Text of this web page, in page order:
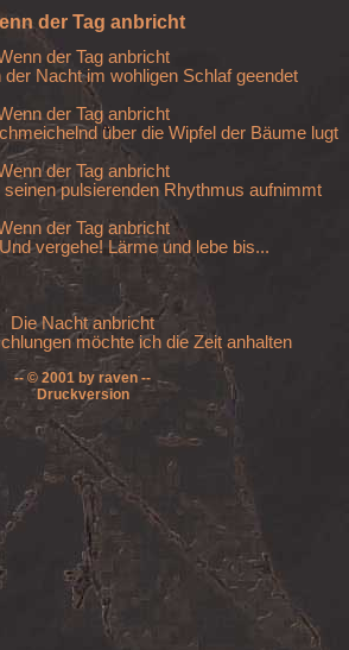
der Tag anbricht
der Tag anbricht
Nacht im wohligen Schlaf geendet
der Tag anbricht
über die Wipfel der Bäume lugt
der Tag anbricht
pulsierenden Rhythmus aufnimmt
der Tag anbricht
vergehe! Lärme und lebe bis...
Die Nacht anbricht
möchte ich die Zeit anhalten
-- © 2001 by raven --
Druckversion